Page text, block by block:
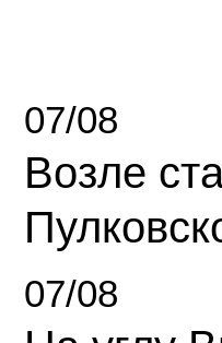
07/08
Возле
07/08